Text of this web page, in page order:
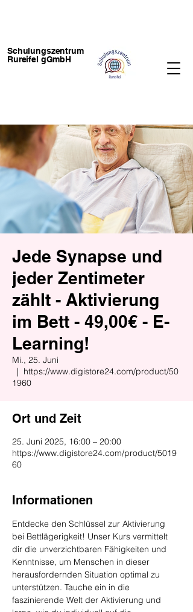
Schulungszentrum
Rureifel gGmbH
Jede Synapse und
jeder Zentimeter
zählt - Aktivierung
im Bett - 49,00€ - E-
Learning!
Mi., 25. Juni
  |
https://www.digistore24.com/product/50
1960
Ort und Zeit
25. Juni 2025, 16:00 – 20:00
https://www.digistore24.com/product/5019
60
Informationen
Entdecke den Schlüssel zur Aktivierung
bei Bettlägerigkeit! Unser Kurs vermittelt
dir die unverzichtbaren Fähigkeiten und
Kenntnisse, um Menschen in dieser
herausfordernden Situation optimal zu
unterstützen. Tauche ein in die
faszinierende Welt der Aktivierung und